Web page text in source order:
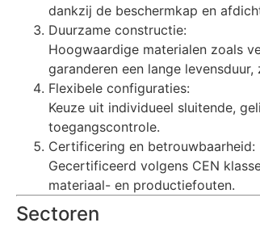
dankzij de beschermkap en
Duurzame constructie:
Hoogwaardige materialen zoals
garanderen een lange
Flexibele configuraties:
Keuze uit individueel sluitende,
toegangscontrole.
Certificering en betrouwbaarheid:
Gecertificeerd volgens CEN
materiaal- en productiefouten.
Sectoren